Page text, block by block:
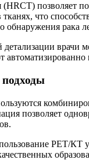
позволяет
что
обнаружения
позволяет
PET/